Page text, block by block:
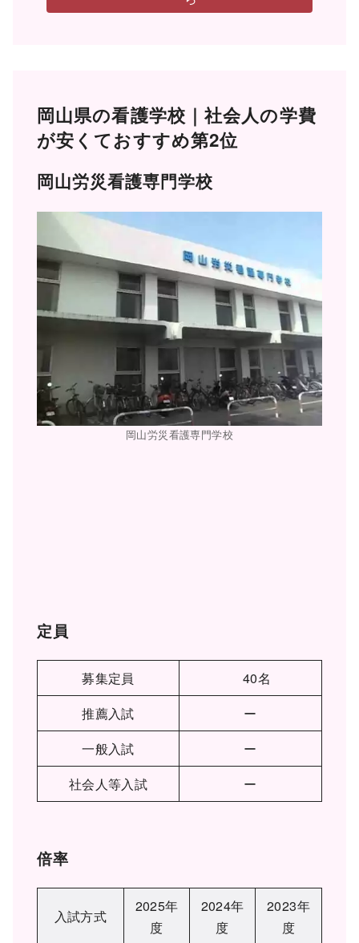
岡山県の看護学校｜社会人の学費
が安くておすすめ第2位
岡山労災看護専門学校
岡山労災看護専門学校
定員
募集定員
40名
推薦入試
ー
一般入試
ー
社会人等入試
ー
倍率
入試方式
2025年
度
2024年
度
2023年
度